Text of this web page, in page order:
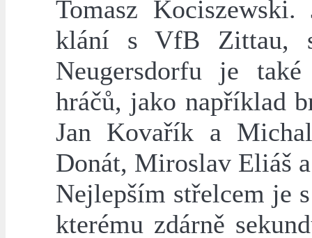
Tomasz
klání s VfB Zittau,
Neugersdorfu je
hráčů, jako například
Jan Kovařík a
Donát, Miroslav Eliáš
Nejlepším střelcem je
kterému zdárně